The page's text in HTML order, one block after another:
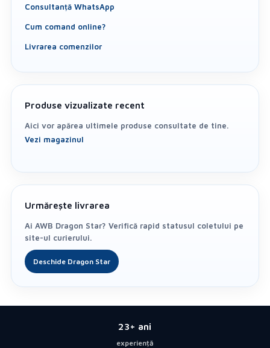
Consultanță WhatsApp
Cum comand online?
Livrarea comenzilor
Produse vizualizate recent
Aici vor apărea ultimele produse consultate de tine.
Vezi magazinul
Urmărește livrarea
Ai AWB Dragon Star? Verifică rapid statusul coletului pe
site-ul curierului.
Deschide Dragon Star
23+ ani
experiență